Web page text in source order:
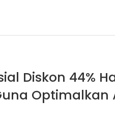
Diskon 44%
Optimalkan